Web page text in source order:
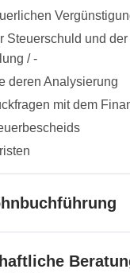
Steuerschuld und der
/ -
deren Analysierung
mit dem